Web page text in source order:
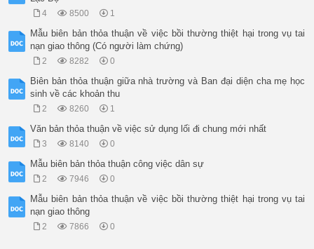
4 8500 1
Mẫu biên bản thỏa thuận về việc bồi thường thiệt hại trong vụ tai
nạn giao thông (Có người làm chứng)
2 8282 0
Biên bản thỏa thuận giữa nhà trường và Ban đại diện cha mẹ học
sinh về các khoản thu
2 8260 1
Văn bản thỏa thuận về việc sử dụng lối đi chung mới nhất
3 8140 0
Mẫu biên bản thỏa thuận công việc dân sự
2 7946 0
Mẫu biên bản thỏa thuận về việc bồi thường thiệt hại trong vụ tai
nạn giao thông
2 7866 0